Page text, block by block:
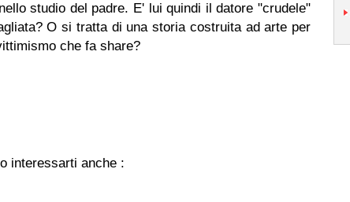
studio del padre. E' lui quindi il datore "crudele"
O si tratta di una storia costruita ad arte per
che fa share?
interessarti anche :